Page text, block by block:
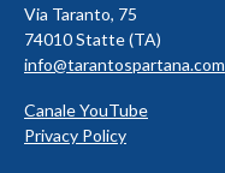
Via Taranto, 75
74010 Statte (TA)
info@tarantospartana.com
Canale YouTube
Privacy Policy